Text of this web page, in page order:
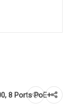
8 Ports PoE+